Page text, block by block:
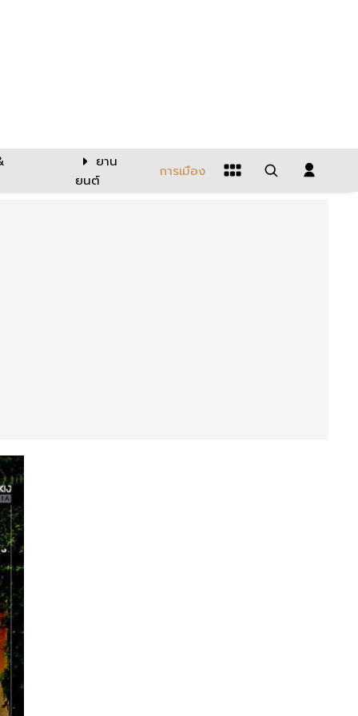
ยาน
ยนต์
การเมือง